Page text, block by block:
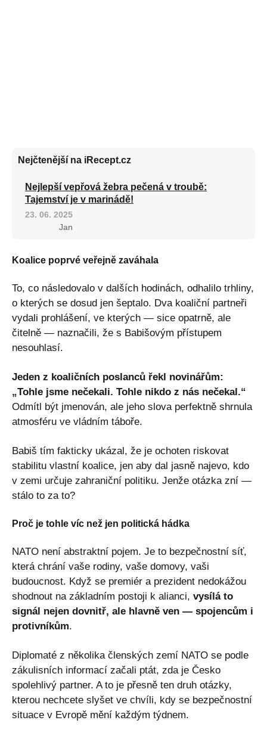
Nejčtenější na iRecept.cz
Nejlepší vepřová žebra pečená v troubě:
Tajemství je v marinádě!
23. 06. 2025
Jan
Koalice poprvé veřejně zaváhala
To, co následovalo v dalších hodinách, odhalilo trhliny,
o kterých se dosud jen šeptalo. Dva koaliční partneři
vydali prohlášení, ve kterých — sice opatrně, ale
čitelně — naznačili, že s Babišovým přístupem
nesouhlasí.
Jeden z koaličních poslanců řekl novinářům:
„Tohle jsme nečekali. Tohle nikdo z nás nečekal.“
Odmítl být jmenován, ale jeho slova perfektně shrnula
atmosféru ve vládním táboře.
Babiš tím fakticky ukázal, že je ochoten riskovat
stabilitu vlastní koalice, jen aby dal jasně najevo, kdo
v zemi určuje zahraniční politiku. Jenže otázka zní —
stálo to za to?
Proč je tohle víc než jen politická hádka
NATO není abstraktní pojem. Je to bezpečnostní síť,
která chrání vaše rodiny, vaše domovy, vaši
budoucnost. Když se premiér a prezident nedokážou
shodnout na základním postoji k alianci, vysílá to
signál nejen dovnitř, ale hlavně ven — spojencům i
protivníkům.
Diplomaté z několika členských zemí NATO se podle
zákulisních informací začali ptát, zda je Česko
spolehlivý partner. A to je přesně ten druh otázky,
kterou nechcete slyšet ve chvíli, kdy se bezpečnostní
situace v Evropě mění každým týdnem.